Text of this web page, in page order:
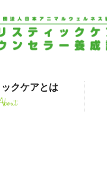
クケアとは